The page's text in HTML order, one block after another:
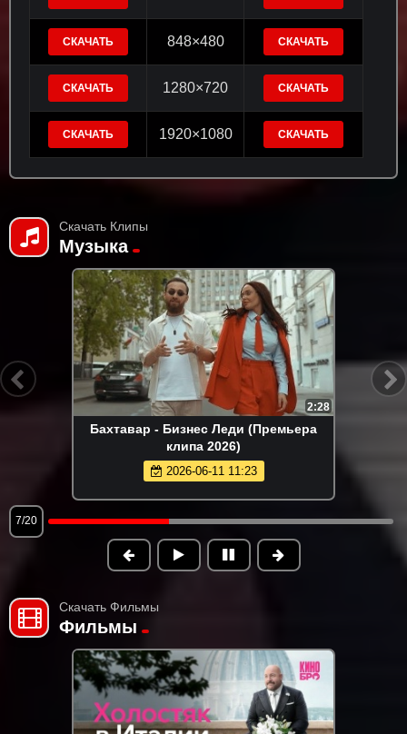
СКАЧАТЬ 848×480 СКАЧАТЬ
СКАЧАТЬ 1280×720 СКАЧАТЬ
СКАЧАТЬ 1920×1080 СКАЧАТЬ
Скачать Клипы
Музыка
2:28
Бахтавар - Бизнес Леди (Премьера
клипа 2026)
2026-06-11 11:23
7/20
Скачать Фильмы
Фильмы